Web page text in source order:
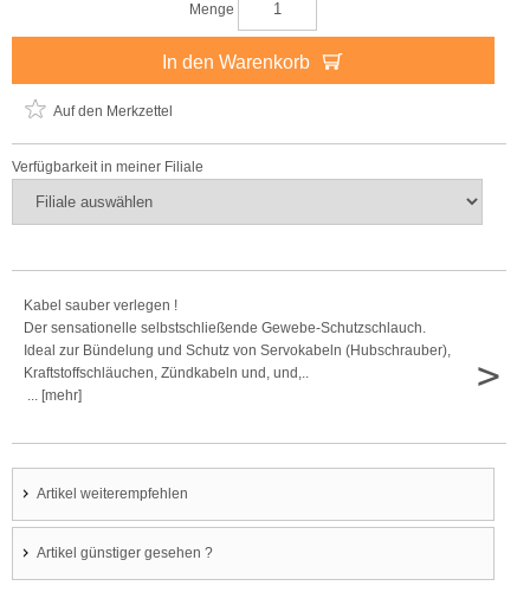
Menge
In den Warenkorb
Auf den Merkzettel
Verfügbarkeit in meiner Filiale
Kabel sauber verlegen !
Der sensationelle selbstschließende Gewebe-Schutzschlauch.
Ideal zur Bündelung und Schutz von Servokabeln (Hubschrauber),
Kraftstoffschläuchen, Zündkabeln und, und,..
... [mehr]
>
Artikel weiterempfehlen
Artikel günstiger gesehen ?